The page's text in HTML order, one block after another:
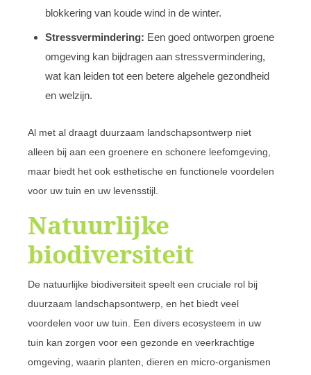
blokkering van koude wind in de winter.
Stressvermindering: Een goed ontworpen groene
omgeving kan bijdragen aan stressvermindering,
wat kan leiden tot een betere algehele gezondheid
en welzijn.
Al met al draagt duurzaam landschapsontwerp niet
alleen bij aan een groenere en schonere leefomgeving,
maar biedt het ook esthetische en functionele voordelen
voor uw tuin en uw levensstijl.
Natuurlijke
biodiversiteit
De natuurlijke biodiversiteit speelt een cruciale rol bij
duurzaam landschapsontwerp, en het biedt veel
voordelen voor uw tuin. Een divers ecosysteem in uw
tuin kan zorgen voor een gezonde en veerkrachtige
omgeving, waarin planten, dieren en micro-organismen